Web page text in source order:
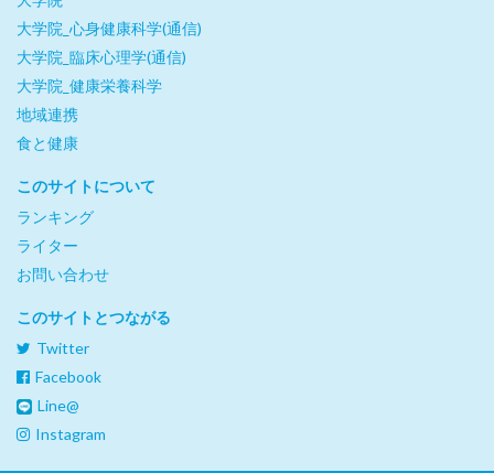
大学院_心身健康科学(通信)
大学院_臨床心理学(通信)
大学院_健康栄養科学
地域連携
食と健康
このサイトについて
ランキング
ライター
お問い合わせ
このサイトとつながる
Twitter
Facebook
Line@
Instagram